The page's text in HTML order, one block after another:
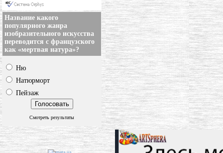
Название какого
популярного жанра
изобразительного искусства
переводится с французского
как «мертвая натура»?
Ню
Натюрморт
Пейзаж
Смотреть результаты